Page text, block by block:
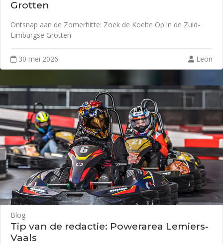
Grotten
Ontsnap aan de Zomerhitte: Zoek de Koelte Op in de Zuid-
Limburgse Grotten
30 mei 2026 Leon
Blog
Tip van de redactie: Powerarea Lemiers-
Vaals